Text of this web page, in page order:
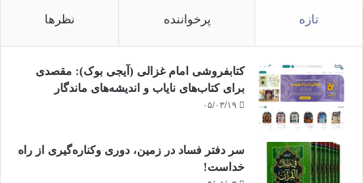
تازه پرخواننده نظرها
کتابفروشی امام غزالی (آیجی بوک): مقصدی
برای کتاب‌های نایاب و اندیشه‌های ماندگار
۰۵/۰۳/۱۹
سر دفتر فساد در زمین‌، دوری وکناره‌گیری از راه
خداست‌!